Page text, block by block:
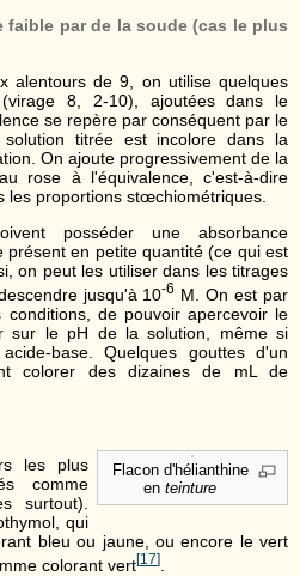
faible par de la soude (cas le plus
alentours de 9, on utilise quelques
8, 2-10), ajoutées dans le
se repère par conséquent par le
titrée est incolore dans la
On ajoute progressivement de la
rose à l'équivalence, c'est-à-dire
les proportions stœchiométriques.
posséder une absorbance
présent en petite quantité (ce qui est
on peut les utiliser dans les titrages
jusqu'à 10-6 M. On est par
de pouvoir apercevoir le
sur le pH de la solution, même si
base. Quelques gouttes d'un
colorer des dizaines de mL de
Flacon d'hélianthine
en teinture
les plus
comme
surtout).
qui
bleu ou jaune, ou encore le vert
colorant vert[17]